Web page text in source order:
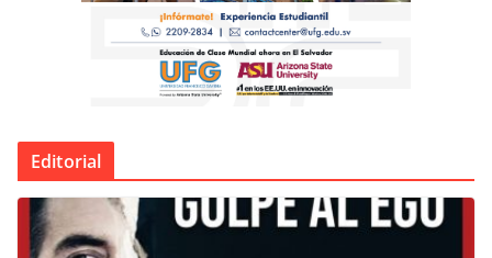
Editorial